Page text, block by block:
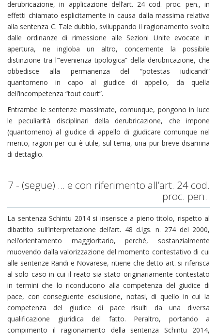
derubricazione, in applicazione dell’art. 24 cod. proc. pen., in
effetti chiamato esplicitamente in causa dalla massima relativa
alla sentenza C. Tale dubbio, sviluppando il ragionamento svolto
dalle ordinanze di rimessione alle Sezioni Unite evocate in
apertura, ne ingloba un altro, concernente la possibile
distinzione tra l’“evenienza tipologica” della derubricazione, che
obbedisce alla permanenza del “potestas iudicandi”
quantomeno in capo al giudice di appello, da quella
dell’incompetenza “tout court”.
Entrambe le sentenze massimate, comunque, pongono in luce
le peculiarità disciplinari della derubricazione, che impone
(quantomeno) al giudice di appello di giudicare comunque nel
merito, ragion per cui è utile, sul tema, una pur breve disamina
di dettaglio.
7 - (segue) … e con riferimento all’art. 24 cod.
proc. pen.
La sentenza Schintu 2014 si inserisce a pieno titolo, rispetto al
dibattito sull’interpretazione dell’art. 48 d.lgs. n. 274 del 2000,
nell’orientamento maggioritario, perché, sostanzialmente
muovendo dalla valorizzazione del momento contestativo di cui
alle sentenze Randi e Novarese, ritiene che detto art. si riferisca
al solo caso in cui il reato sia stato originariamente contestato
in termini che lo riconducono alla competenza del giudice di
pace, con conseguente esclusione, notasi, di quello in cui la
competenza del giudice di pace risulti da una diversa
qualificazione giuridica del fatto. Peraltro, portando a
compimento il ragionamento della sentenza Schintu 2014,